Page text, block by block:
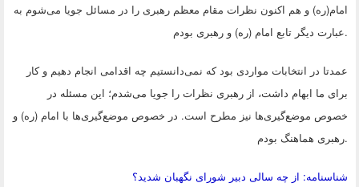
امام(ره) و هم اکنون نظرات مقام معظم رهبری را در مسائل جویا می‌شوم به
عبارت دیگر تابع امام (ره) و رهبری بودم.
عمدتا در انتخابات مواردی بود که نمی‌دانستیم چه اقدامی انجام دهیم و کار
برای ما ابهام داشت، از رهبری نظرات را جویا می‌شدم؛ این مسئله در
خصوص موضع‌گیری‌ها نیز مطرح است. در خصوص موضع‌گیری‌ها با امام (ره) و
رهبری هماهنگ بودم.
شناسنامه: از چه سالی دبیر شورای نگهبان شدید؟